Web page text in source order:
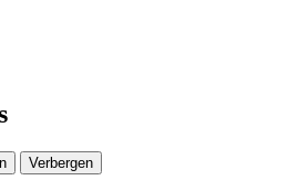
Verbergen